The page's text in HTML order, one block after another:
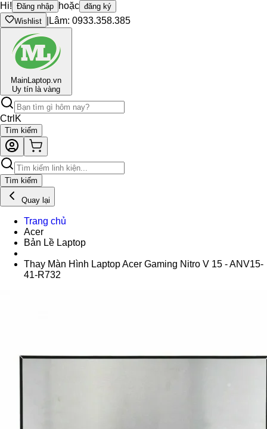
Hi! Đăng nhập hoặc đăng ký
Wishlist
Lâm: 0933.358.385
MainLaptop.vn
Uy tín là vàng
Ctrl K
Tìm kiếm
Tìm kiếm
Quay lại
Trang chủ
Acer
Bản Lề Laptop
Thay Màn Hình Laptop Acer Gaming Nitro V 15 - ANV15-
41-R732